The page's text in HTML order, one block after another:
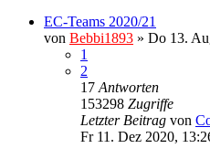
EC-Teams 2020/21
von Bebbi1893 » Do 13.
1
2
17 Antworten
153298 Zugriffe
Letzter Beitrag von
Fr 11. Dez 2020,